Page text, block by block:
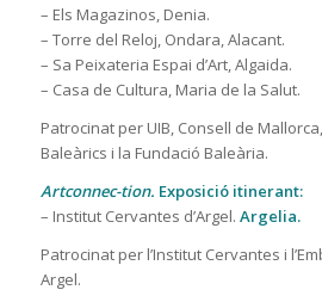
– Els Magazinos, Denia.
– Torre del Reloj, Ondara, Alacant.
– Sa Peixateria Espai d’Art, Algaida.
– Casa de Cultura, Maria de la Salut.
Patrocinat per UIB, Consell de
Baleàrics i la Fundació Baleària.
Artconnec-tion. Exposició itinerant:
– Institut Cervantes d’Argel. Argelia.
Patrocinat per l’Institut Cervantes i
Argel.